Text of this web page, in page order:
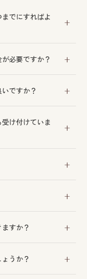
でにすればよ
やすくなりま
付けておりま
必要ですか？
談ください。
ですか？
け付けていま
相談くださ
すか？
ております。
うか？